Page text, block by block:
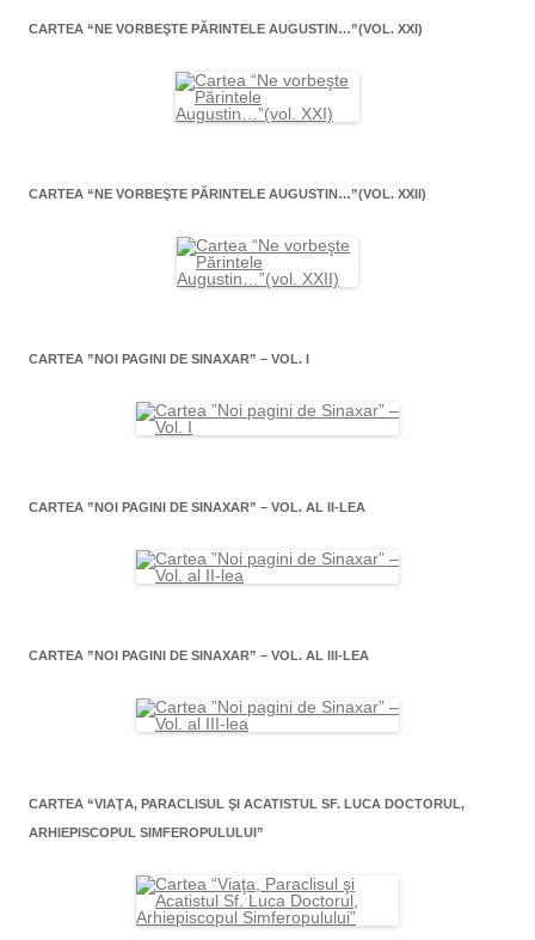
CARTEA “NE VORBEŞTE PĂRINTELE AUGUSTIN…”(VOL. XXI)
CARTEA “NE VORBEŞTE PĂRINTELE AUGUSTIN…”(VOL. XXII)
CARTEA ”NOI PAGINI DE SINAXAR” – VOL. I
CARTEA ”NOI PAGINI DE SINAXAR” – VOL. AL II-LEA
CARTEA ”NOI PAGINI DE SINAXAR” – VOL. AL III-LEA
CARTEA “VIAŢA, PARACLISUL ŞI ACATISTUL SF. LUCA DOCTORUL,
ARHIEPISCOPUL SIMFEROPULULUI”